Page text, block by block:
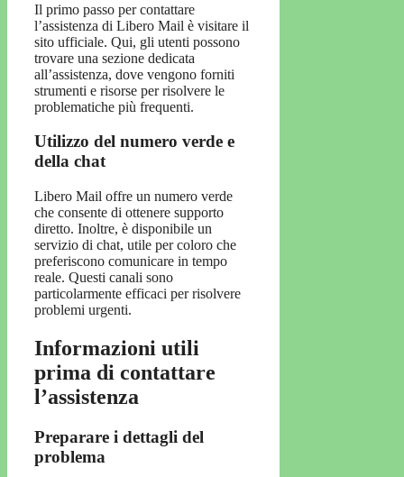
Il primo passo per contattare
l’assistenza di Libero Mail è visitare il
sito ufficiale. Qui, gli utenti possono
trovare una sezione dedicata
all’assistenza, dove vengono forniti
strumenti e risorse per risolvere le
problematiche più frequenti.
Utilizzo del numero verde e
della chat
Libero Mail offre un numero verde
che consente di ottenere supporto
diretto. Inoltre, è disponibile un
servizio di chat, utile per coloro che
preferiscono comunicare in tempo
reale. Questi canali sono
particolarmente efficaci per risolvere
problemi urgenti.
Informazioni utili
prima di contattare
l’assistenza
Preparare i dettagli del
problema